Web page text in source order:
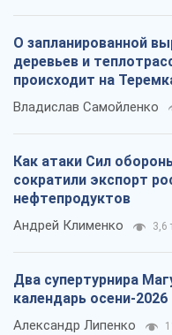
О запланированной
деревьев и
происходит на
Владислав Самойленко
Как атаки Сил
сократили экспорт
нефтепродуктов
Андрей Клименко 3,6
Два супертурнира
календарь осени-2026
Александр Липенко